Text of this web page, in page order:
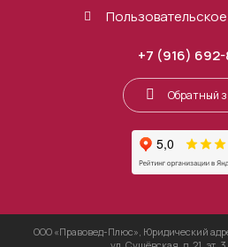
+7 (916) 692-
Обратный
ООО «Правовед-Плюс», Юридический